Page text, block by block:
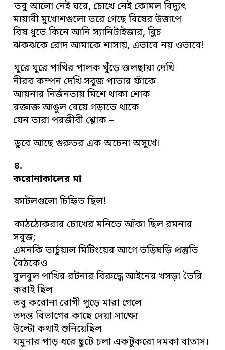
তবু আলো নেই ঘরে, চোখে নেই কোমল বিদ্যুৎ
মায়াবী মুখোশগুলো ভরে গেছে বিষের উত্তাপে
বিষ ধুতে কিনে আনি স্যানিটাইজার, ব্লিচ
ঝকঝকে রোদ আমাকে শাসায়, এভাবে নয় ওভাবে!
ঘুরে ঘুরে পাখির পালক খুঁড়ে জলছায়া দেখি
নীরব কম্পন দেখি সবুজ পাতার ফাঁকে
আয়নার নির্জনতায় মিশে থাকা শোক
রক্তাক্ত আঙুল বেয়ে গড়াতে থাকে
যেন তারা পরজীবী শ্লোক –
ডুবে আছে গুরুতর এক অচেনা অসুখে।
৪.
করোনাকালের মা
ফাটলগুলো চিহ্নিত ছিল!
কাঠঠোকরার চোখের মনিতে আঁকা ছিল রমনার
সবুজ;
এমনকি ভার্চুয়াল মিটিংয়ের আগে তড়িঘড়ি প্রস্তুতি
বৈঠকেও
বুলবুল পাখির রটনার বিরুদ্ধে আইনের খসড়া তৈরি
করাই ছিল
তবু করোনা রোগী পুড়ে মারা গেলে
তদন্ত বিভাগের কাছে দেয়া সাক্ষ্যে
উল্টো কথাই শুনিয়েছিল
যমুনার পাড় ধরে ছুটে চলা একটুকরো দমকা বাতাস।